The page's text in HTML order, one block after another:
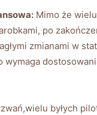
Mimo że
po
zmianami w
wymaga
byłych